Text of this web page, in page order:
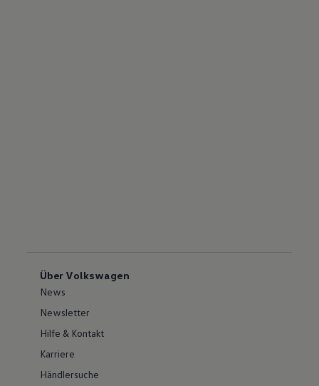
Über Volkswagen
News
Newsletter
Hilfe & Kontakt
Karriere
Händlersuche